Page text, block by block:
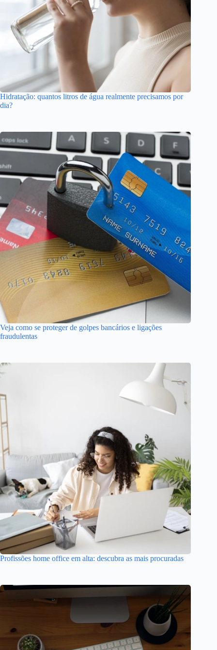
Hidratação: quantos litros de água realmente precisamos por
dia?
Veja como se proteger de golpes bancários e ligações
fraudulentas
Profissões home office em alta: descubra as mais procuradas